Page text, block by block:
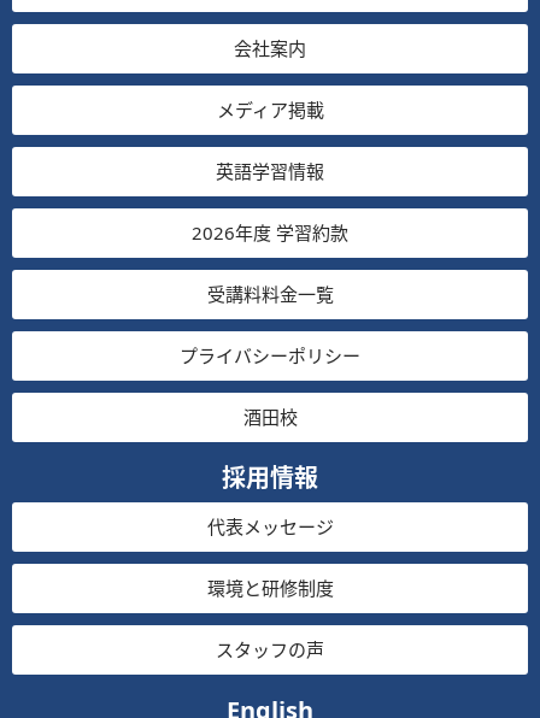
会社案内
メディア掲載
英語学習情報
2026年度 学習約款
受講料料金一覧
プライバシーポリシー
酒田校
採用情報
代表メッセージ
環境と研修制度
スタッフの声
English